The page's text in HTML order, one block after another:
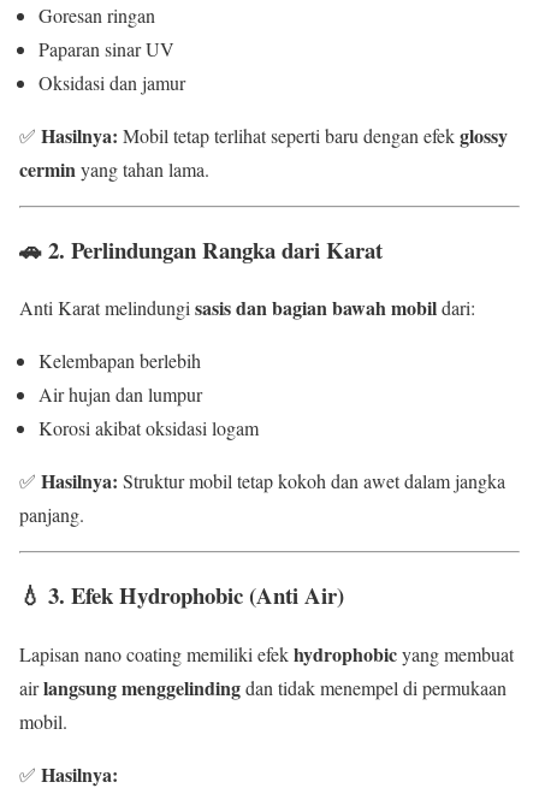
Goresan ringan
Paparan sinar UV
Oksidasi dan jamur
✅ Hasilnya: Mobil tetap terlihat seperti baru dengan efekglossy
cerminyang tahan lama.
🚗2. Perlindungan Rangka dari Karat
Anti Karat melindungisasis dan bagian bawah mobildari:
Kelembapan berlebih
Air hujan dan lumpur
Korosi akibat oksidasi logam
✅ Hasilnya: Struktur mobil tetap kokoh dan awet dalam jangka
panjang.
💧 3. Efek Hydrophobic (Anti Air)
Lapisan nano coating memiliki efekhydrophobicyang membuat
airlangsung menggelindingdan tidak menempel di permukaan
mobil.
✅ Hasilnya: